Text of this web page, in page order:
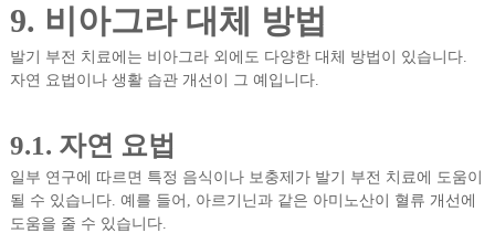
9. 비아그라 대체 방법
발기 부전 치료에는 비아그라 외에도 다양한 대체 방법이 있습니다.
자연 요법이나 생활 습관 개선이 그 예입니다.
9.1. 자연 요법
일부 연구에 따르면 특정 음식이나 보충제가 발기 부전 치료에 도움이
될 수 있습니다. 예를 들어, 아르기닌과 같은 아미노산이 혈류 개선에
도움을 줄 수 있습니다.